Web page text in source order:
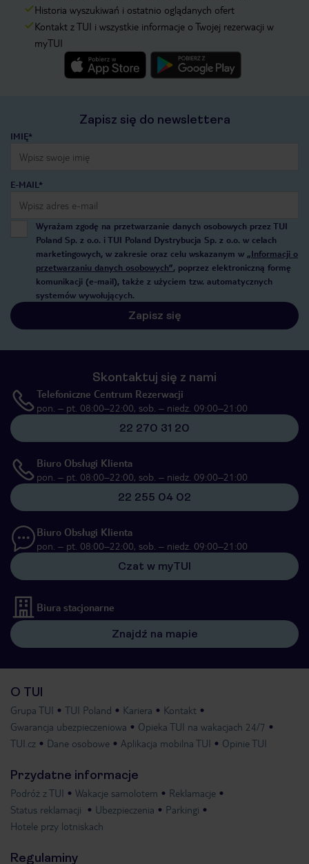
Historia wyszukiwań i ostatnio oglądanych ofert
Kontakt z TUI i wszystkie informacje o Twojej rezerwacji w
myTUI
Zapisz się do newslettera
IMIĘ*
E-MAIL*
Wyrażam zgodę na przetwarzanie danych osobowych przez TUI
Poland Sp. z o.o. i TUI Poland Dystrybucja Sp. z o.o. w celach
marketingowych, w zakresie oraz celu wskazanym w „Informacji o
przetwarzaniu danych osobowych”, poprzez elektroniczną formę
komunikacji (e-mail), także z użyciem tzw. automatycznych
systemów wywołujących.
Zapisz się
Skontaktuj się z nami
Telefoniczne Centrum Rezerwacji
pon. – pt. 08:00–22:00, sob. – niedz. 09:00–21:00
22 270 31 20
Biuro Obsługi Klienta
pon. – pt. 08:00–22:00, sob. – niedz. 09:00–21:00
22 255 04 02
Biuro Obsługi Klienta
pon. – pt. 08:00–22:00, sob. – niedz. 09:00–21:00
Czat w myTUI
Biura stacjonarne
Znajdź na mapie
O TUI
Grupa TUI TUI Poland Kariera
Kontakt
Gwarancja ubezpieczeniowa
Opieka TUI na wakacjach 24/7
TUI.cz
Dane osobowe Aplikacja mobilna TUI Opinie TUI
Przydatne informacje
Podróż z TUI Wakacje samolotem
Reklamacje
Status reklamacji
Ubezpieczenia
Parkingi
Hotele przy lotniskach
Regulaminy